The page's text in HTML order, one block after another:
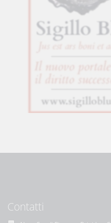
Contatti